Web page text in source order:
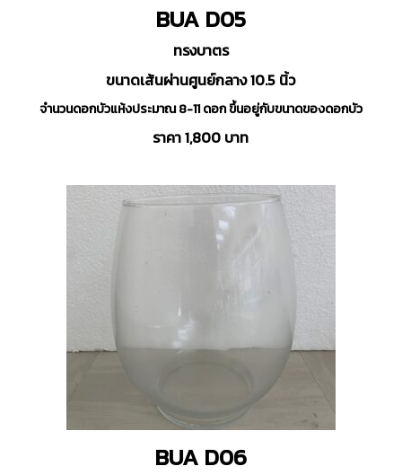
BUA D05
ทรงบาตร
ขนาดเส้นผ่านศูนย์กลาง 10.5 นิ้ว
จำนวนดอกบัวแห้งประมาณ 8-11 ดอก ขึ้นอยู่กับขนาดของดอกบัว
ราคา 1,800 บาท
BUA D06